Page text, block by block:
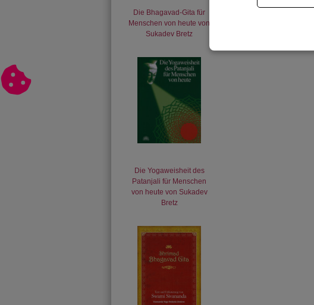
Die Bhagavad-Gita für
Menschen von heute von
Sukadev Bretz
Die Yogaweisheit des
Patanjali für Menschen
von heute von Sukadev
Bretz